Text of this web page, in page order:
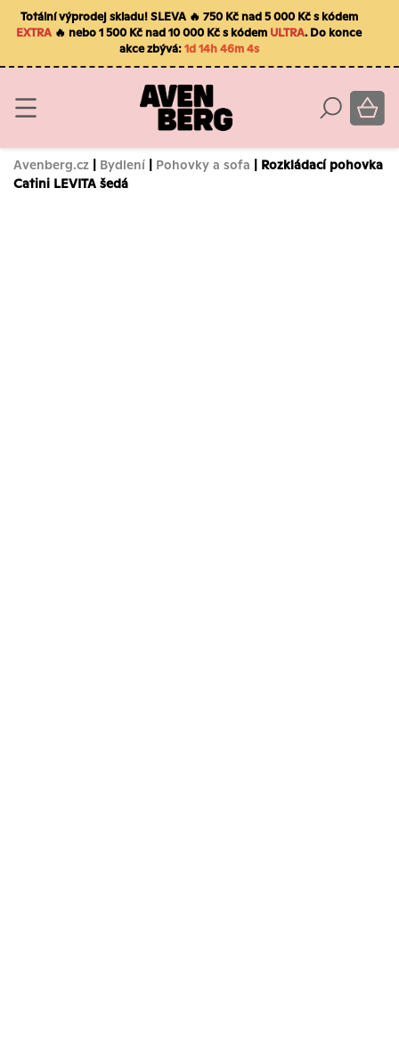
Totální výprodej skladu! SLEVA 🔥 750 Kč nad 5 000 Kč s kódem
EXTRA 🔥 nebo 1 500 Kč nad 10 000 Kč s kódem ULTRA. Do konce
akce zbývá:1d 14h 46m 3s
Avenberg.cz | Bydlení | Pohovky a sofa | Rozkládací pohovka
Catini LEVITA šedá